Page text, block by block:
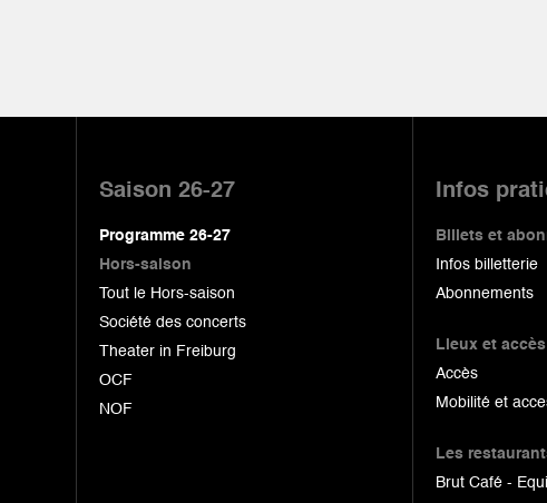
Saison 26-27
Programme 26-27
Hors-saison
Tout le Hors-saison
Société des concerts
Theater in Freiburg
OCF
NOF
Infos
Billets et
Infos billetterie
Abonnements
Lieux et accès
Accès
Mobilité et
Les
Brut Café -